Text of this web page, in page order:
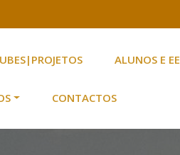
ALUNOS E EE
CONTACTOS